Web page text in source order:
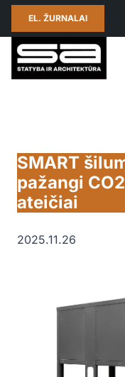
EL. ŽURNALAI
SMART
pažangi
ateičiai
2025.11.26